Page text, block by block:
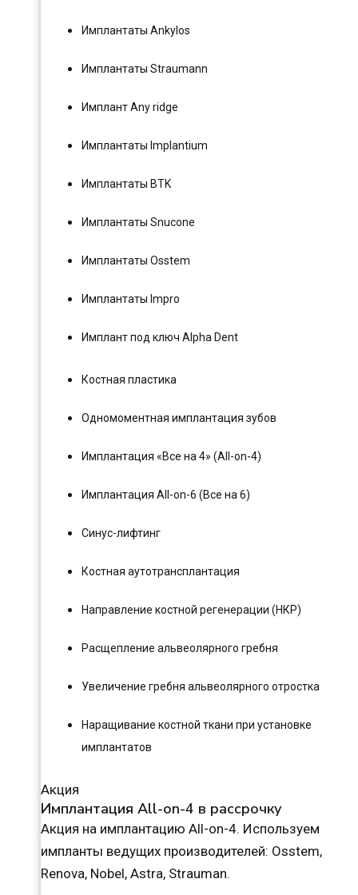
Имплантаты Ankylos
Имплантаты Straumann
Имплант Any ridge
Имплантаты Implantium
Имплантаты BTK
Имплантаты Snucone
Имплантаты Osstem
Имплантаты Impro
Имплант под ключ Alpha Dent
Костная пластика
Одномоментная имплантация зубов
Имплантация «Все на 4» (All-on-4)
Имплантация All-on-6 (Все на 6)
Синус-лифтинг
Костная аутотрансплантация
Направление костной регенерации (НКР)
Расщепление альвеолярного гребня
Увеличение гребня альвеолярного отростка
Наращивание костной ткани при установке
имплантатов
Акция
Имплантация All-on-4 в рассрочку
Акция на имплантацию All-on-4. Используем
импланты ведущих производителей: Osstem,
Renova, Nobel, Astra, Strauman.